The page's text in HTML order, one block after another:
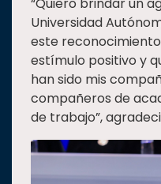
Universidad
este
estímulo positivo y
han sido mis
compañeros de
de trabajo”,